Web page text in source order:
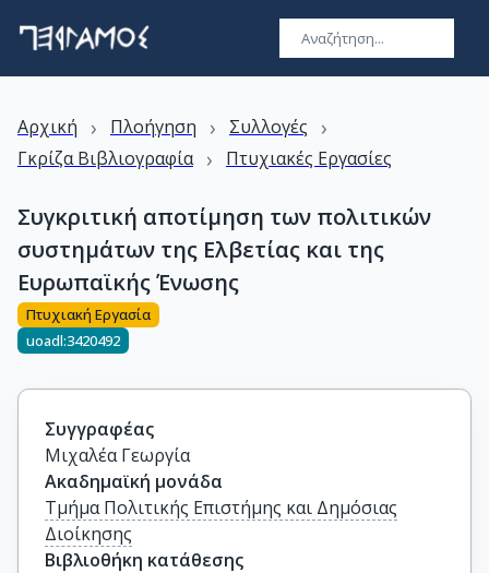
Αρχική › Πλοήγηση › Συλλογές ›
Γκρίζα Βιβλιογραφία › Πτυχιακές Εργασίες
Συγκριτική αποτίμηση των πολιτικών
συστημάτων της Ελβετίας και της
Ευρωπαϊκής Ένωσης
Πτυχιακή Εργασία
uoadl:3420492
Συγγραφέας
Μιχαλέα Γεωργία
Ακαδημαϊκή μονάδα
Τμήμα Πολιτικής Επιστήμης και Δημόσιας
Διοίκησης
Βιβλιοθήκη κατάθεσης